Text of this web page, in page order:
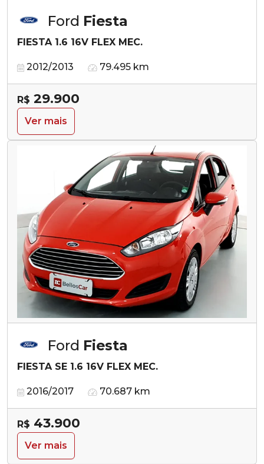
Ford Fiesta
FIESTA 1.6 16V FLEX MEC.
2012/2013 79.495 km
R$ 29.900
Ver mais
Ford Fiesta
FIESTA SE 1.6 16V FLEX MEC.
2016/2017 70.687 km
R$ 43.900
Ver mais